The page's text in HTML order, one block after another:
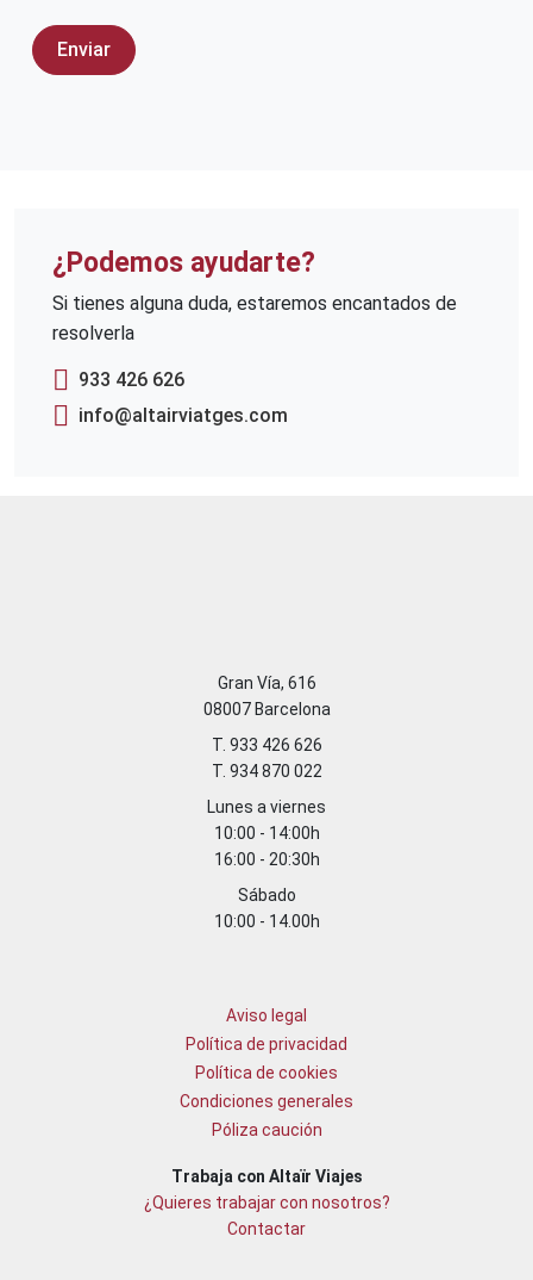
¿Podemos ayudarte?
Si tienes alguna duda, estaremos encantados de
resolverla
933 426 626
info@altairviatges.com
Gran Vía, 616
08007 Barcelona
T. 933 426 626
T. 934 870 022
Lunes a viernes
10:00 - 14:00h
16:00 - 20:30h
Sábado
10:00 - 14.00h
Aviso legal
Política de privacidad
Política de cookies
Condiciones generales
Póliza caución
Trabaja con Altaïr Viajes
¿Quieres trabajar con nosotros?
Contactar